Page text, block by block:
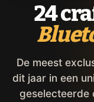
24
De meest
dit jaar in een
geselecteerde